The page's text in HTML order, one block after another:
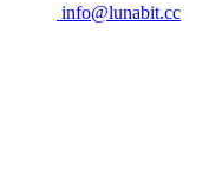
info@lunabit.cc